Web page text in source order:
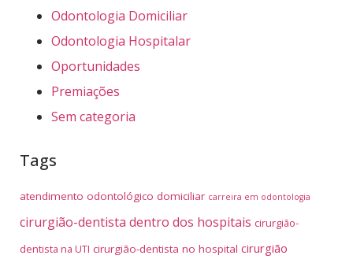
Odontologia Domiciliar
Odontologia Hospitalar
Oportunidades
Premiações
Sem categoria
Tags
atendimento odontológico domiciliar carreira em odontologia
cirurgião-dentista dentro dos hospitais cirurgião-
dentista na UTI cirurgião-dentista no hospital cirurgião